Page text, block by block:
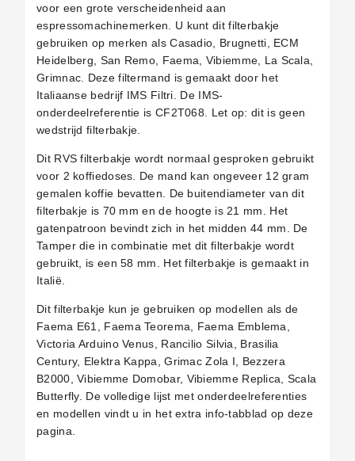
voor een grote verscheidenheid aan
espressomachinemerken. U kunt dit filterbakje
gebruiken op merken als Casadio, Brugnetti, ECM
Heidelberg, San Remo, Faema, Vibiemme, La Scala,
Grimnac. Deze filtermand is gemaakt door het
Italiaanse bedrijf IMS Filtri. De IMS-
onderdeelreferentie is CF2T068. Let op: dit is geen
wedstrijd filterbakje.
Dit RVS filterbakje wordt normaal gesproken gebruikt
voor 2 koffiedoses. De mand kan ongeveer 12 gram
gemalen koffie bevatten. De buitendiameter van dit
filterbakje is 70 mm en de hoogte is 21 mm. Het
gatenpatroon bevindt zich in het midden 44 mm. De
Tamper die in combinatie met dit filterbakje wordt
gebruikt, is een 58 mm. Het filterbakje is gemaakt in
Italië.
Dit filterbakje kun je gebruiken op modellen als de
Faema E61, Faema Teorema, Faema Emblema,
Victoria Arduino Venus, Rancilio Silvia, Brasilia
Century, Elektra Kappa, Grimac Zola I, Bezzera
B2000, Vibiemme Domobar, Vibiemme Replica, Scala
Butterfly. De volledige lijst met onderdeelreferenties
en modellen vindt u in het extra info-tabblad op deze
pagina.